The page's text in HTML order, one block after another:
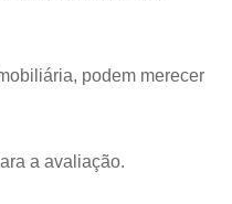
podem merecer
a avaliação.